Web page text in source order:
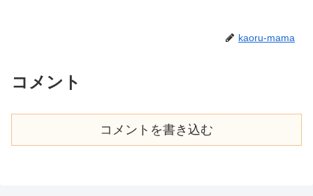
kaoru-mama
コメント
コメントを書き込む